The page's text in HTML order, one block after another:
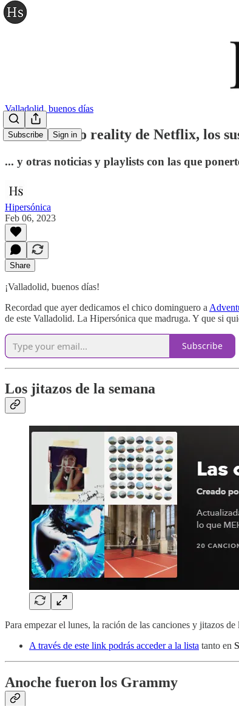
Subscribe Sign in
Valladolid, buenos días
El desastroso reality de Netflix, los
... y otras noticias y playlists con las que
Hipersónica
Feb 06, 2023
Share
¡Valladolid, buenos días!
Recordad que ayer dedicamos el chico dominguero a
de este Valladolid. La Hipersónica que madruga. Y que si
Subscribe
Los jitazos de la semana
Para empezar el lunes, la ración de las canciones y jitazos
A través de este link podrás acceder a la lista tanto en
Anoche fueron los Grammy